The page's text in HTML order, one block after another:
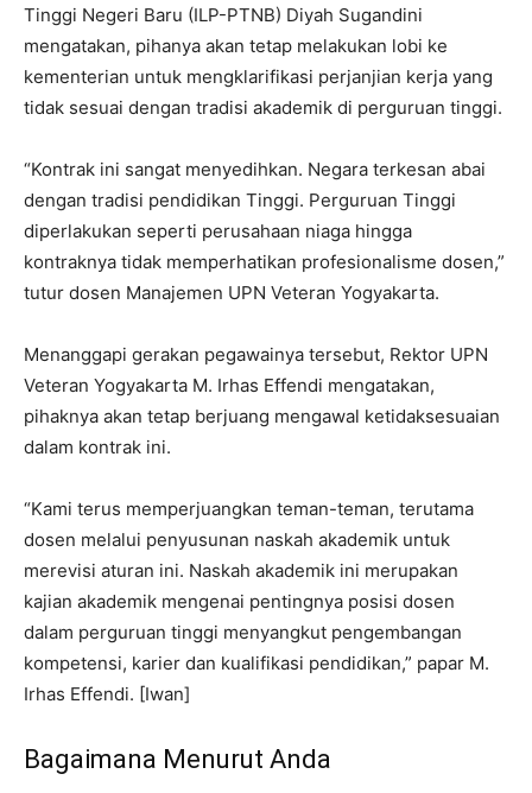
Tinggi Negeri Baru (ILP-PTNB) Diyah Sugandini
mengatakan, pihanya akan tetap melakukan lobi ke
kementerian untuk mengklarifikasi perjanjian kerja yang
tidak sesuai dengan tradisi akademik di perguruan tinggi.
“Kontrak ini sangat menyedihkan. Negara terkesan abai
dengan tradisi pendidikan Tinggi. Perguruan Tinggi
diperlakukan seperti perusahaan niaga hingga
kontraknya tidak memperhatikan profesionalisme dosen,”
tutur dosen Manajemen UPN Veteran Yogyakarta.
Menanggapi gerakan pegawainya tersebut, Rektor UPN
Veteran Yogyakarta M. Irhas Effendi mengatakan,
pihaknya akan tetap berjuang mengawal ketidaksesuaian
dalam kontrak ini.
“Kami terus memperjuangkan teman-teman, terutama
dosen melalui penyusunan naskah akademik untuk
merevisi aturan ini. Naskah akademik ini merupakan
kajian akademik mengenai pentingnya posisi dosen
dalam perguruan tinggi menyangkut pengembangan
kompetensi, karier dan kualifikasi pendidikan,” papar M.
Irhas Effendi. [Iwan]
Bagaimana Menurut Anda